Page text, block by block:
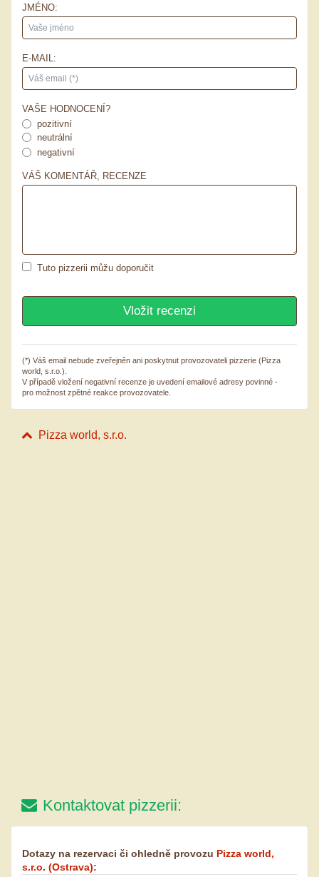
JMÉNO:
E-MAIL:
VAŠE HODNOCENÍ?
pozitivní
neutrální
negativní
VÁŠ KOMENTÁŘ, RECENZE
Tuto pizzerii můžu doporučit
(*) Váš email nebude zveřejněn ani poskytnut provozovateli pizzerie (Pizza
world, s.r.o.).
V případě vložení negativní recenze je uvedení emailové adresy povinné -
pro možnost zpětné reakce provozovatele.
Pizza world, s.r.o.
Kontaktovat pizzerii:
Dotazy na rezervaci či ohledně provozu Pizza world,
s.r.o. (Ostrava):